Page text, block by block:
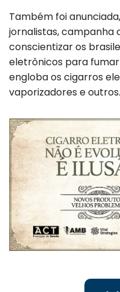
Também foi
jornalistas, campanha
conscientizar os
eletrônicos para
engloba os cigarros
vaporizadores e outros.